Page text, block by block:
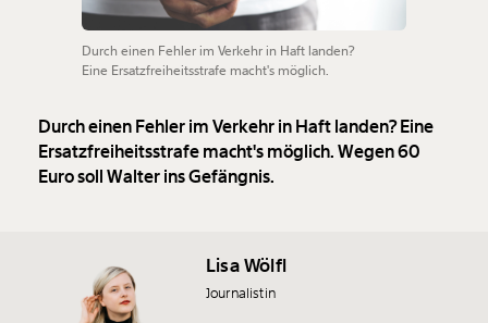
Durch einen Fehler im Verkehr in Haft landen?
Eine Ersatzfreiheitsstrafe macht's möglich.
Durch einen Fehler im Verkehr in Haft landen? Eine
Ersatzfreiheitsstrafe macht's möglich. Wegen 60
Euro soll Walter ins Gefängnis.
Lisa Wölfl
Journalistin